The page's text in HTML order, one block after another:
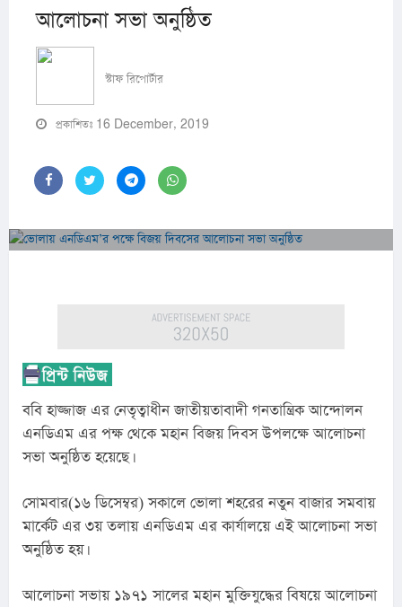
আলোচনা সভা অনুষ্ঠিত
স্টাফ রিপোর্টার
প্রকাশিতঃ 16 December, 2019
ববি হাজ্জাজ এর নেতৃত্বাধীন জাতীয়তাবাদী গনতান্ত্রিক আন্দোলন
এনডিএম এর পক্ষ থেকে মহান বিজয় দিবস উপলক্ষে আলোচনা
সভা অনুষ্ঠিত হয়েছে।
সোমবার(১৬ ডিসেম্বর) সকালে ভোলা শহরের নতুন বাজার সমবায়
মার্কেট এর ৩য় তলায় এনডিএম এর কার্যালয়ে এই আলোচনা সভা
অনুষ্ঠিত হয়।
আলোচনা সভায় ১৯৭১ সালের মহান মুক্তিযুদ্ধের বিষয়ে আলোচনা